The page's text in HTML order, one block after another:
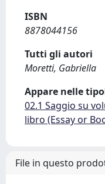
ISBN
8878044156
Tutti gli autori
Moretti, Gabriella
Appare nelle
02.1 Saggio su
libro (Essay or
File in questo